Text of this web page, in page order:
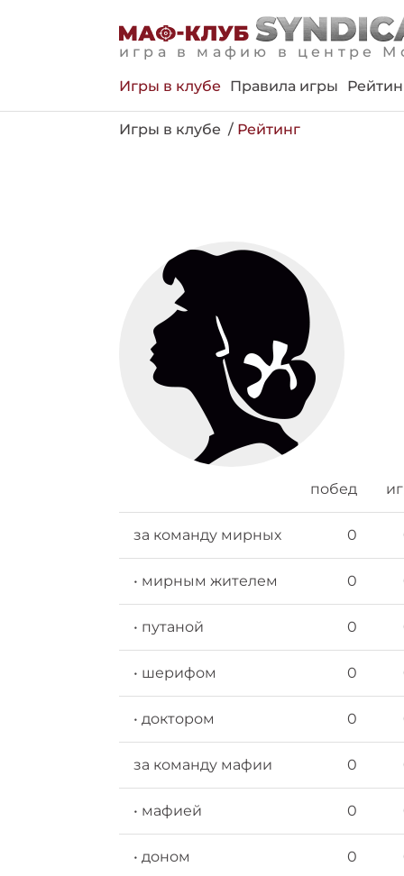
игра в мафию в центре
Игры в клубе Правила игры
Игры в клубе Рейтинг
побед
за команду мирных 0
• мирным жителем 0
• путаной 0
• шерифом 0
• доктором 0
за команду мафии 0
• мафией 0
• доном 0